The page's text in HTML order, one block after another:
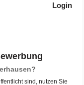
Login
sind, nutzen Sie